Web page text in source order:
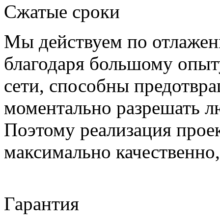
Сжатые сроки
Мы действуем по
благодаря большому
сети, способны
моментально разрешать
Поэтому реализация
максимально
Гарантия